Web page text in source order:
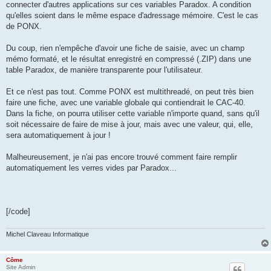
connecter d'autres applications sur ces variables Paradox. A condition
qu'elles soient dans le même espace d'adressage mémoire. C'est le cas
de PONX.
Du coup, rien n'empêche d'avoir une fiche de saisie, avec un champ
mémo formaté, et le résultat enregistré en compressé (.ZIP) dans une
table Paradox, de manière transparente pour l'utilisateur.
Et ce n'est pas tout. Comme PONX est multithreadé, on peut très bien
faire une fiche, avec une variable globale qui contiendrait le CAC-40.
Dans la fiche, on pourra utiliser cette variable n'importe quand, sans qu'il
soit nécessaire de faire de mise à jour, mais avec une valeur, qui, elle,
sera automatiquement à jour !
Malheureusement, je n'ai pas encore trouvé comment faire remplir
automatiquement les verres vides par Paradox...
[/code]
Michel Claveau Informatique
Côme
Site Admin